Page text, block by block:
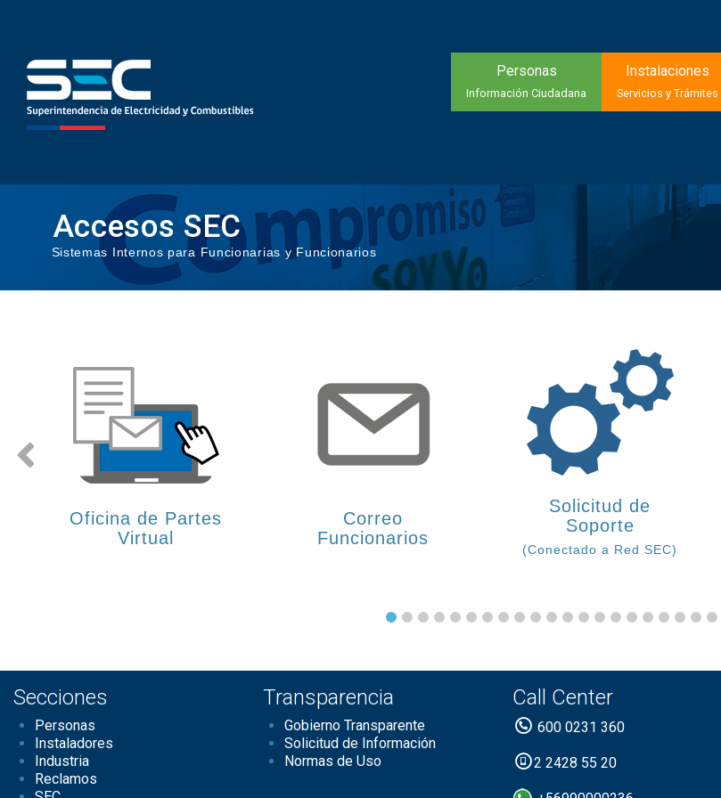
Personas
Información Ciudadana
Instalaciones
Servicios y Trámites
Accesos SEC
Sistemas Internos para Funcionarias y Funcionarios
Oficina de Partes
Virtual
Correo
Funcionarios
Solicitud de
Soporte
(Conectado a Red SEC)
Secciones
Personas
Instaladores
Industria
Reclamos
Transparencia
Gobierno Transparente
Solicitud de Información
Normas de Uso
Call Center
600 0231 360
2 2428 55 20